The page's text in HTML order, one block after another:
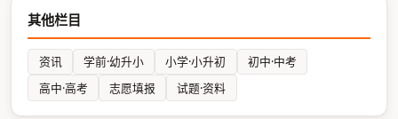
其他栏目
资讯 学前·幼升小 小学·小升初
初中·中考
高中·高考
志愿填报 试题·资料